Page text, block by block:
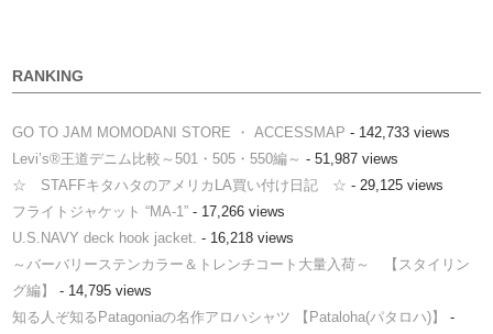
RANKING
GO TO JAM MOMODANI STORE ・ ACCESSMAP - 142,733 views
Levi’s®王道デニム比較～501・505・550編～ - 51,987 views
☆ STAFFキタハタのアメリカLA買い付け日記 ☆ - 29,125 views
フライトジャケット “MA-1” - 17,266 views
U.S.NAVY deck hook jacket. - 16,218 views
～バーバリーステンカラー＆トレンチコート大量入荷～ 【スタイリン
グ編】
- 14,795 views
知る人ぞ知るPatagoniaの名作アロハシャツ 【Pataloha(パタロハ)】
-